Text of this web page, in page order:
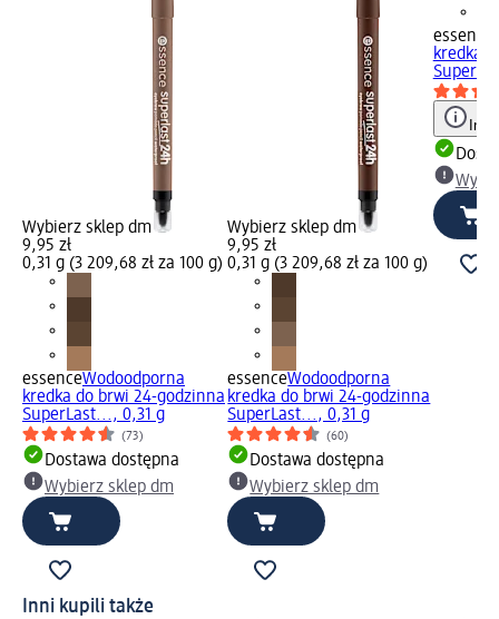
Wybierz sklep dm
9,95 zł
0,31 g (3 209,68 zł za 100 g)
essenceWodoodporna
kredka do brwi 24-godzinna
SuperLast..., 0,31 g
(73)
Dostawa dostępna
Wybierz sklep dm
Wybierz sklep dm
9,95 zł
0,31 g (3 209,68 zł za 100 g)
essenceWodoodporna
kredka do brwi 24-godzinna
SuperLast..., 0,31 g
(60)
Dostawa dostępna
Wybierz sklep dm
essence
kredka
Inni kupili także